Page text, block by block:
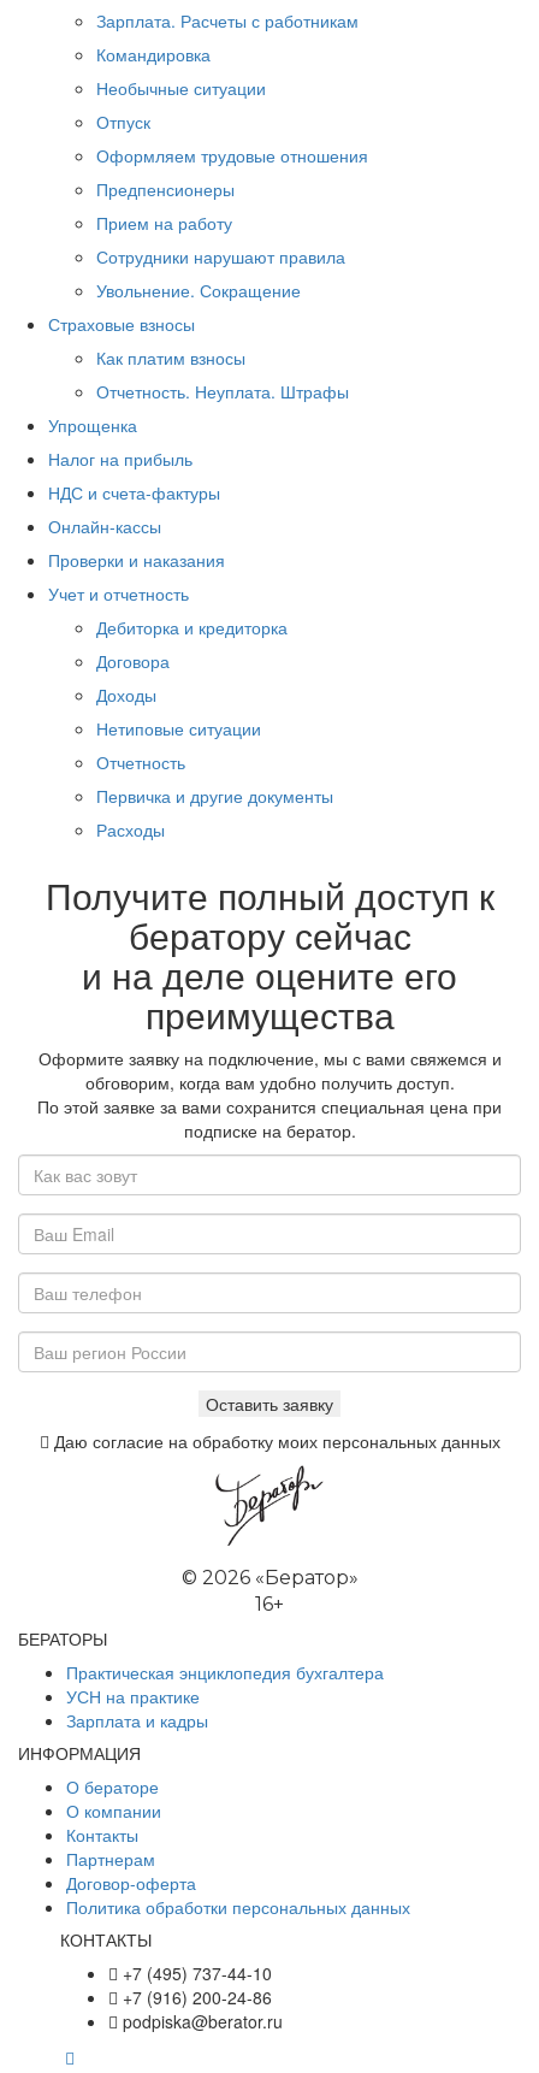
Зарплата. Расчеты с работникам
Командировка
Необычные ситуации
Отпуск
Оформляем трудовые отношения
Предпенсионеры
Прием на работу
Сотрудники нарушают правила
Увольнение. Сокращение
Страховые взносы
Как платим взносы
Отчетность. Неуплата. Штрафы
Упрощенка
Налог на прибыль
НДС и счета-фактуры
Онлайн-кассы
Проверки и наказания
Учет и отчетность
Дебиторка и кредиторка
Договора
Доходы
Нетиповые ситуации
Отчетность
Первичка и другие документы
Расходы
Получите полный доступ к
бератору сейчас
и на деле оцените его
преимущества
Оформите заявку на подключение, мы с вами свяжемся и
обговорим, когда вам удобно получить доступ.
По этой заявке за вами сохранится специальная цена при
подписке на бератор.
Даю согласие на обработку моих персональных данных
© 2026 «Бератор»
16+
БЕРАТОРЫ
Практическая энциклопедия бухгалтера
УСН на практике
Зарплата и кадры
ИНФОРМАЦИЯ
О бераторе
О компании
Контакты
Партнерам
Договор-оферта
Политика обработки персональных данных
КОНТАКТЫ
+7 (495) 737-44-10
+7 (916) 200-24-86
podpiska@berator.ru